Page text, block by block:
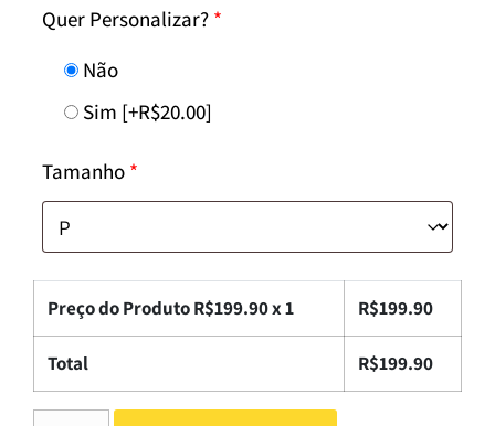
Quer Personalizar? *
Não
Sim [+R$20.00]
Tamanho *
Preço do Produto R$199.90x 1 R$199.90
Total R$199.90